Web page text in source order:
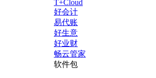
T+Cloud
好会计
易代账
好生意
好业财
畅云管家
软件包